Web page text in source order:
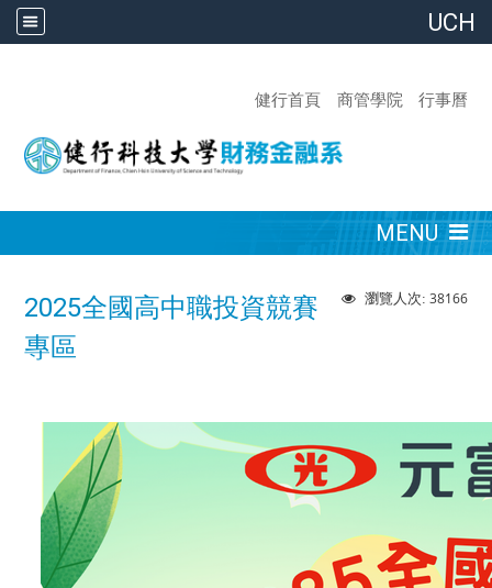
UCH
健行首頁
商管學院 行事曆
MENU
瀏覽人次: 38166
2025全國高中職投資競賽
專區